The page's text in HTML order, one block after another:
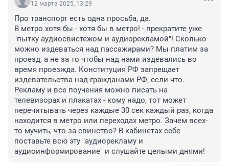
12 марта 2025, 13:29
Про транспорт есть одна просьба, да.
В метро хотя бы - хотя бы в метро! - прекратите уже
"пытку аудиосвистежом и аудиорекламой"! Сколько
можно издеваться над пассажирами? Мы платим за
проезд, а не за то чтобы над нами издевались во
время проезжда. Конституция РФ запрещает
издевательства над гражданами РФ, если что.
Рекламу и все поучения можно писать на
телевизорах и плакатах - кому надо, тот может
перечитывать через каждые 30 сек каждый раз, когда
находится в метро или переходах метро. Зачем всех-
то мучить, что за свинство? В кабинетах себе
поставьте всю эту "аудиорекламу и
аудиоинформирование" и слушайте целыми днями!